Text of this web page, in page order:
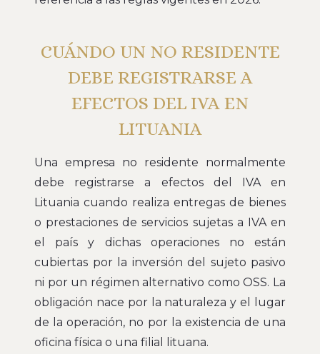
CUÁNDO UN NO RESIDENTE
DEBE REGISTRARSE A
EFECTOS DEL IVA EN
LITUANIA
Una empresa no residente normalmente
debe registrarse a efectos del IVA en
Lituania cuando realiza entregas de bienes
o prestaciones de servicios sujetas a IVA en
el país y dichas operaciones no están
cubiertas por la inversión del sujeto pasivo
ni por un régimen alternativo como OSS. La
obligación nace por la naturaleza y el lugar
de la operación, no por la existencia de una
oficina física o una filial lituana.